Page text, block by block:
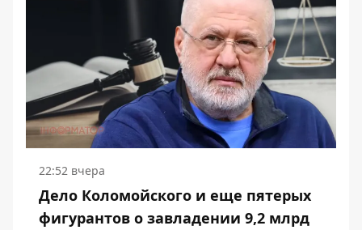
22:52 вчера
Дело Коломойского и еще пятерых
фигурантов о завладении 9,2 млрд